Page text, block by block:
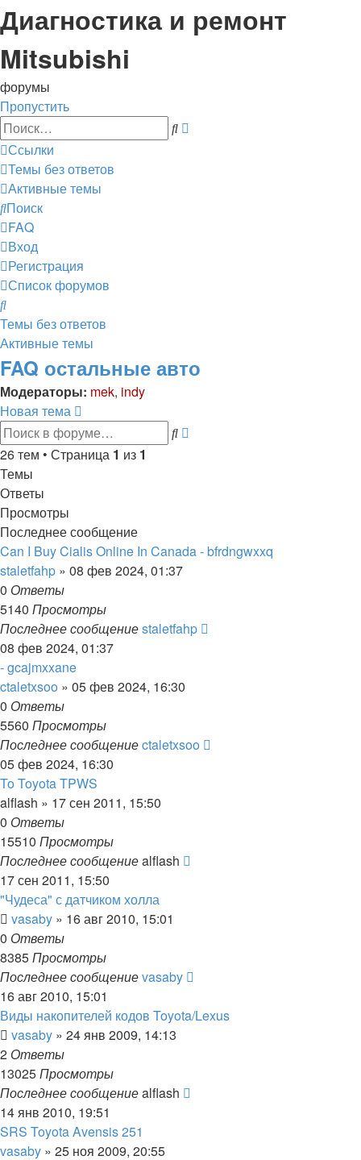
Диагностика и ремонт
Mitsubishi
форумы
Пропустить
Поиск
Ссылки
Темы без ответов
Активные темы
Поиск
FAQ
Вход
Регистрация
Список форумов
Поиск
Темы без ответов
Активные темы
FAQ остальные авто
Модераторы: mek, indy
Новая тема
Поиск
26 тем • Страница 1 из 1
Темы
Ответы
Просмотры
Последнее сообщение
Can I Buy Cialis Online In Canada - bfrdngwxxq
staletfahp » 08 фев 2024, 01:37
0 Ответы
5140 Просмотры
Последнее сообщениеstaletfahp
08 фев 2024, 01:37
- gcajmxxane
ctaletxsoo » 05 фев 2024, 16:30
0 Ответы
5560 Просмотры
Последнее сообщениеctaletxsoo
05 фев 2024, 16:30
To Toyota TPWS
alflash » 17 сен 2011, 15:50
0 Ответы
15510 Просмотры
Последнее сообщениеalflash
17 сен 2011, 15:50
"Чудеса" с датчиком холла
vasaby » 16 авг 2010, 15:01
0 Ответы
8385Просмотры
Последнее сообщениеvasaby
16 авг 2010, 15:01
Виды накопителей кодов Toyota/Lexus
vasaby » 24 янв 2009, 14:13
2 Ответы
13025Просмотры
Последнее сообщениеalflash
14 янв 2010, 19:51
SRS Toyota Avensis 251
vasaby » 25 ноя 2009, 20:55